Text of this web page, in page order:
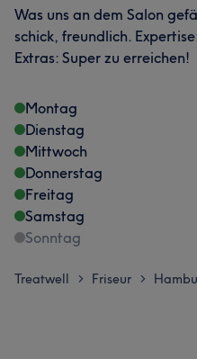
Was uns an dem Salon
schick, freundlich.
Extras: Super zu erreichen!
Montag
Dienstag
Mittwoch
Donnerstag
Freitag
Samstag
Sonntag
Treatwell > Friseur >